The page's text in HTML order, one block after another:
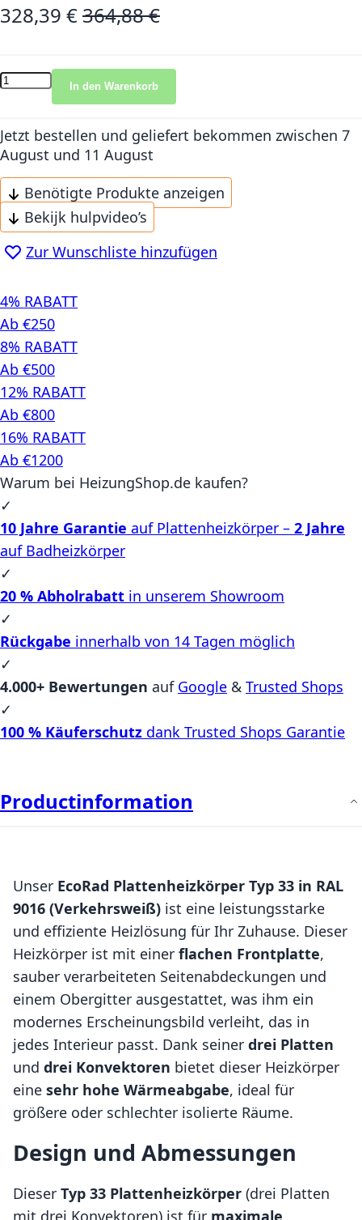
Sonderangebot
328,39 € Normalpreis
364,88 €
In den Warenkorb
Jetzt bestellen und geliefert bekommen zwischen 7
August und 11 August
Benötigte Produkte anzeigen
Bekijk hulpvideo’s
Zur Wunschliste hinzufügen
4% RABATT
Ab €250
8% RABATT
Ab €500
12% RABATT
Ab €800
16% RABATT
Ab €1200
Warum bei HeizungShop.de kaufen?
✓
10 Jahre Garantie auf Plattenheizkörper – 2 Jahre
auf Badheizkörper
✓
20 % Abholrabatt in unserem Showroom
✓
Rückgabe innerhalb von 14 Tagen möglich
✓
4.000+ Bewertungen auf Google & Trusted Shops
✓
100 % Käuferschutz dank Trusted Shops Garantie
Productinformation
Unser EcoRad Plattenheizkörper Typ 33 in RAL
9016 (Verkehrsweiß) ist eine leistungsstarke
und effiziente Heizlösung für Ihr Zuhause. Dieser
Heizkörper ist mit einer flachen Frontplatte,
sauber verarbeiteten Seitenabdeckungen und
einem Obergitter ausgestattet, was ihm ein
modernes Erscheinungsbild verleiht, das in
jedes Interieur passt. Dank seiner drei Platten
und drei Konvektoren bietet dieser Heizkörper
eine sehr hohe Wärmeabgabe, ideal für
größere oder schlechter isolierte Räume.
Design und Abmessungen
Dieser Typ 33 Plattenheizkörper (drei Platten